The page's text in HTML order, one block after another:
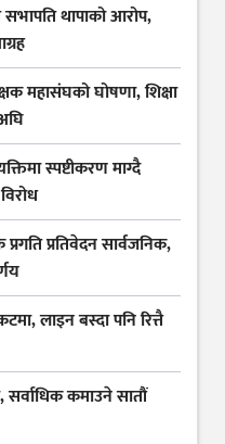
थापाको आरोप,
महासंघको घोषणा, शिक्षा
स्पष्टीकरण माग्दै
प्रगति प्रतिवेदन सार्वजनिक,
लाइन बस्दा पनि रित्तै
कमाउने सातौं